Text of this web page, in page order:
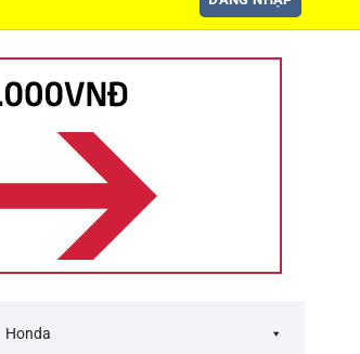
Honda